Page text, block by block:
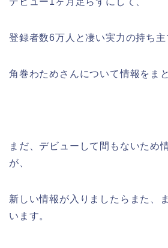
登録者数6万人と凄い実力の持ち主
角巻わためさんについて情報をま
まだ、デビューして間もないため
が、
新しい情報が入りましたらまた、
います。